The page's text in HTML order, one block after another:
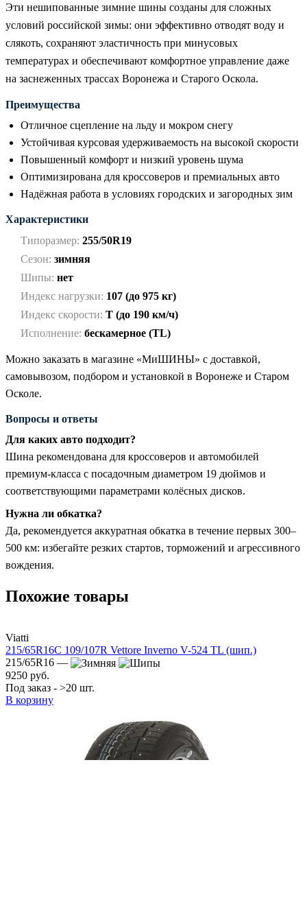
Эти нешипованные зимние шины созданы для сложных
условий российской зимы: они эффективно отводят воду и
слякоть, сохраняют эластичность при минусовых
температурах и обеспечивают комфортное управление даже
на заснеженных трассах Воронежа и Старого Оскола.
Преимущества
Отличное сцепление на льду и мокром снегу
Устойчивая курсовая удерживаемость на высокой скорости
Повышенный комфорт и низкий уровень шума
Оптимизирована для кроссоверов и премиальных авто
Надёжная работа в условиях городских и загородных зим
Характеристики
Типоразмер: 255/50R19
Сезон: зимняя
Шипы: нет
Индекс нагрузки: 107 (до 975 кг)
Индекс скорости: T (до 190 км/ч)
Исполнение: бескамерное (TL)
Можно заказать в магазине «МиШИНЫ» с доставкой,
самовывозом, подбором и установкой в Воронеже и Старом
Осколе.
Вопросы и ответы
Для каких авто подходит?
Шина рекомендована для кроссоверов и автомобилей
премиум-класса с посадочным диаметром 19 дюймов и
соответствующими параметрами колёсных дисков.
Нужна ли обкатка?
Да, рекомендуется аккуратная обкатка в течение первых 300–
500 км: избегайте резких стартов, торможений и агрессивного
вождения.
Похожие товары
Viatti
215/65R16C 109/107R Vettore Inverno V-524 TL (шип.)
215/65R16 —
9250 руб.
Под заказ - >20 шт.
В корзину